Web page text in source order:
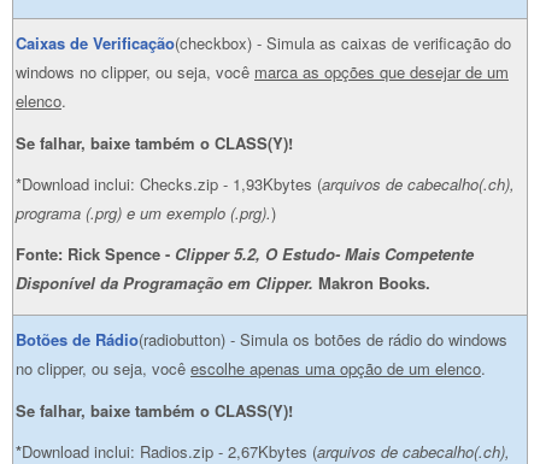
Caixas de Verificação(checkbox) - Simula as caixas de verificação do
windows no clipper, ou seja, você marca as opções que desejar de um
elenco.
Se falhar, baixe também o CLASS(Y)!
*Download inclui: Checks.zip - 1,93Kbytes (arquivos de cabecalho(.ch),
programa (.prg) e um exemplo (.prg).)
Fonte: Rick Spence - Clipper 5.2, O Estudo- Mais Competente
Disponível da Programação em Clipper. Makron Books.
Botões de Rádio(radiobutton) - Simula os botões de rádio do windows
no clipper, ou seja, você escolhe apenas uma opção de um elenco.
Se falhar, baixe também o CLASS(Y)!
*Download inclui: Radios.zip - 2,67Kbytes (arquivos de cabecalho(.ch),